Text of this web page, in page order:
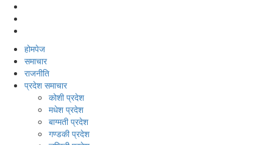
होमपेज
समाचार
राजनीति
प्रदेश समाचार
कोशी प्रदेश
मधेश प्रदेश
बाग्मती प्रदेश
गण्डकी प्रदेश